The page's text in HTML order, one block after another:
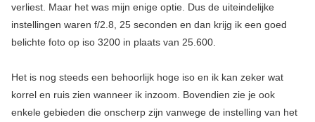
verliest. Maar het was mijn enige optie. Dus de uiteindelijke
instellingen waren f/2.8, 25 seconden en dan krijg ik een goed
belichte foto op iso 3200 in plaats van 25.600.
Het is nog steeds een behoorlijk hoge iso en ik kan zeker wat
korrel en ruis zien wanneer ik inzoom. Bovendien zie je ook
enkele gebieden die onscherp zijn vanwege de instelling van het